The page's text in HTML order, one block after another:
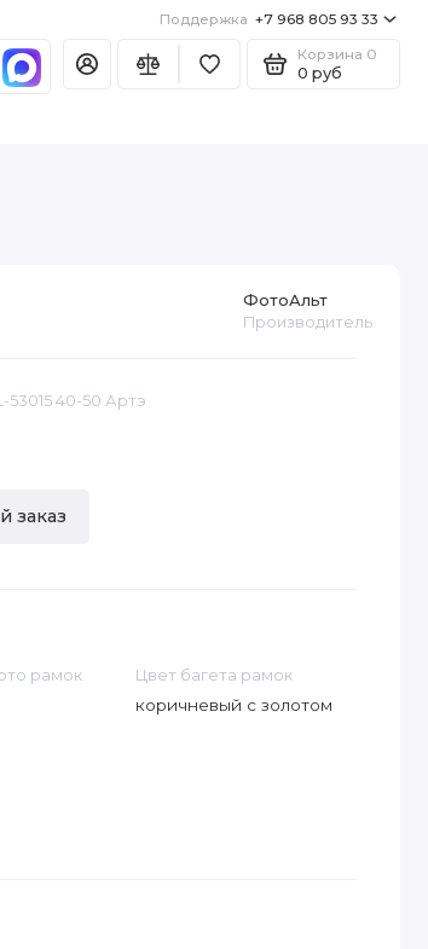
Поддержка +7 968 805 93 33
Корзина 0
0 руб
53015 40-50 Артэ
ФотоАльт
Производитель
заказ
рамок Цвет багета рамок
коричневый с золотом